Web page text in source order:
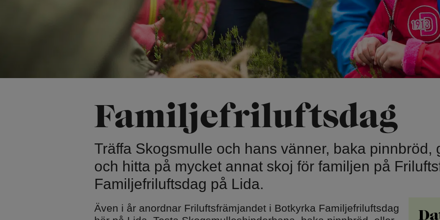
Skridsko på naturis
Vinterbad
Vintervandring
Lida Idrottskyrka
Bröllop och dop
Hundbad
Hyr mountainbike
Stigcykling
Privata
Paddling
Kajak,
Familje­frilufts­dag
Träffa Skogsmulle och hans vänner, baka pinnbröd,
och hitta på mycket annat skoj för familjen på
Familjefriluftsdag på Lida.
Även i år anordnar Friluftsfrämjandet i Botkyrka Familjefriluftsdag